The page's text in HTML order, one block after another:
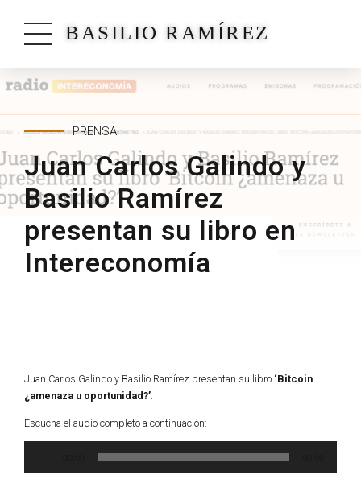
BASILIO RAMÍREZ
PRENSA
Juan Carlos Galindo y
Basilio Ramírez
presentan su libro en
Intereconomía
Juan Carlos Galindo y Basilio Ramírez presentan su libro ‘Bitcoin
¿amenaza u oportunidad?’.
Escucha el audio completo a continuación: